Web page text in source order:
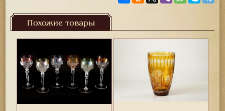
Похожие товары